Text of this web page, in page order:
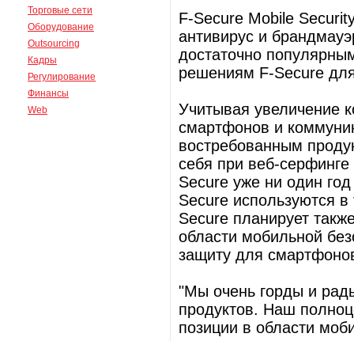
Торговые сети
Оборудование
Outsourcing
Кадры
Регулирование
Финансы
Web
F-Secure Mobile
антивирус и
достаточно
решениям F-Secure
Учитывая увеличение
смартфонов и
востребованным
себя при веб-
Secure уже ни один
Secure используются
Secure планирует
области мобильной
защиту для
"Мы очень горды и
продуктов. Наш
позиции в области